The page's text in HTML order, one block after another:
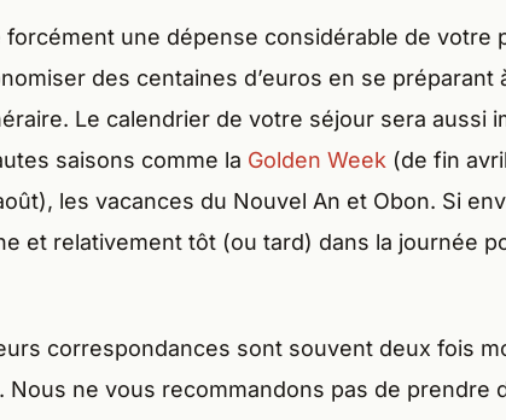
forcément une dépense considérable de votre
des centaines d’euros en se préparant
Le calendrier de votre séjour sera aussi
saisons comme la Golden Week (de fin
les vacances du Nouvel An et Obon. Si
et relativement tôt (ou tard) dans la journée
correspondances sont souvent deux fois
ne vous recommandons pas de prendre